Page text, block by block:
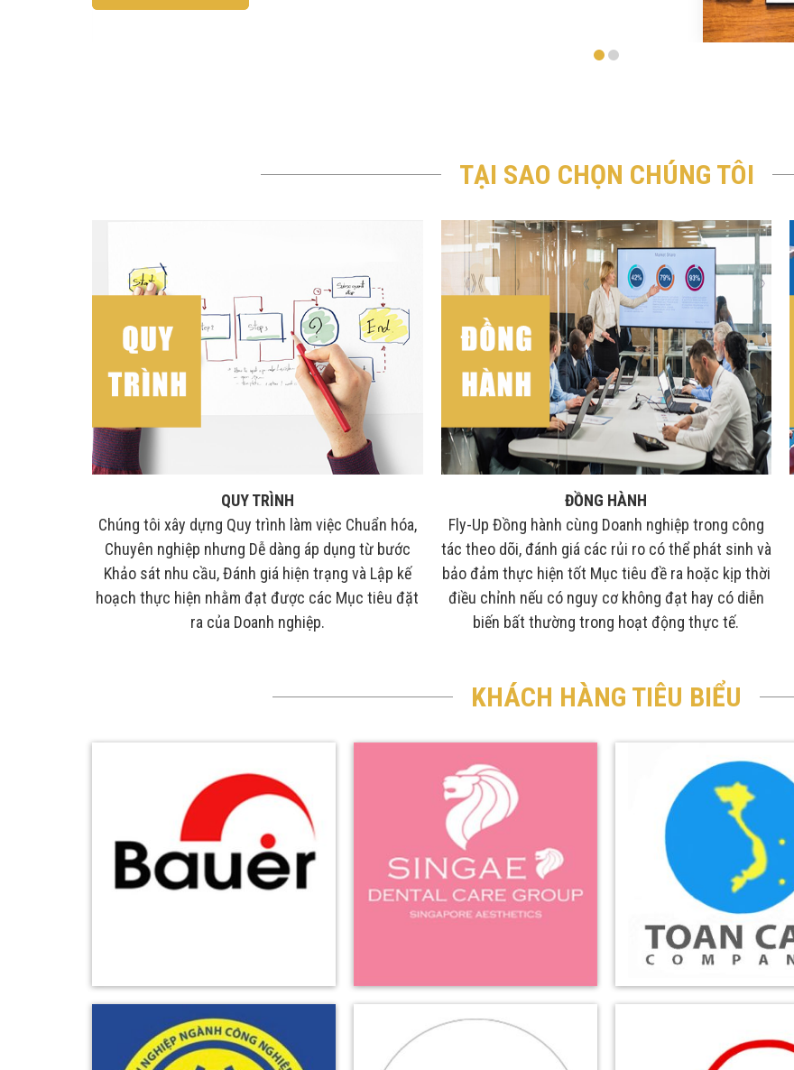
TẠI SAO CHỌN CHÚNG TÔI
QUY TRÌNH
Chúng tôi xây dựng Quy trình làm việc Chuẩn hóa,
Chuyên nghiệp nhưng Dễ dàng áp dụng từ bước
Khảo sát nhu cầu, Đánh giá hiện trạng và Lập kế
hoạch thực hiện nhằm đạt được các Mục tiêu đặt
ra của Doanh nghiệp.
ĐỒNG HÀNH
Fly-Up Đồng hành cùng Doanh nghiệp trong công
tác theo dõi, đánh giá các rủi ro có thể phát sinh và
bảo đảm thực hiện tốt Mục tiêu đề ra hoặc kịp thời
điều chỉnh nếu có nguy cơ không đạt hay có diễn
biến bất thường trong hoạt động thực tế.
KHÁCH HÀNG TIÊU BIỂU